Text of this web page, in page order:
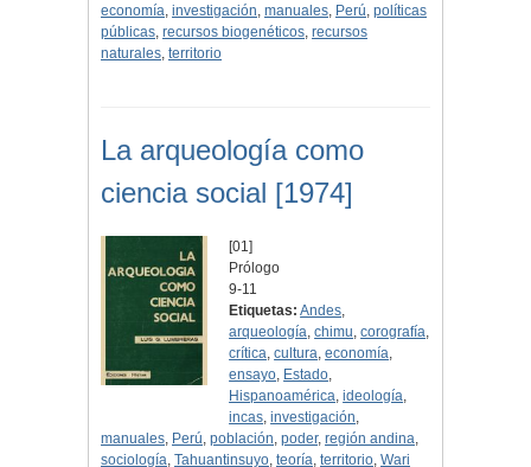
economía, investigación, manuales, Perú, políticas
públicas, recursos biogenéticos, recursos
naturales, territorio
La arqueología como
ciencia social [1974]
[01]
Prólogo
9-11
Etiquetas: Andes,
arqueología,chimu,corografía,
crítica,cultura,economía,
ensayo, Estado,
Hispanoamérica,ideología,
incas,investigación,
manuales, Perú, población, poder, región andina,
sociología, Tahuantinsuyo, teoría, territorio, Wari